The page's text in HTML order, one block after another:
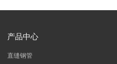
产品中心
直缝钢管